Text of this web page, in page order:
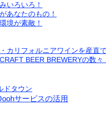
いろいろ！
あなたのもの！
境が素敵！
カリフォルニアワインを産直
BEER BREWERYの数々
ドタウン
サービスの活用